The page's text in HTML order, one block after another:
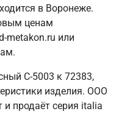
в Воронеже.
ценам
metakon.ru или
C-5003 к 72383,
изделия. ООО
и продаёт серия italia